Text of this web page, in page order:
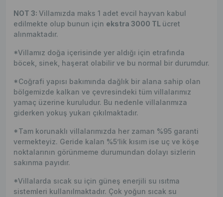
NOT 3: Villamızda maks 1 adet evcil hayvan kabul
edilmekte olup bunun için ekstra 3000 TL ücret
alınmaktadır.
*Villamız doğa içerisinde yer aldığı için etrafında
böcek, sinek, haşerat olabilir ve bu normal bir durumdur.
*Coğrafi yapısı bakımında dağlık bir alana sahip olan
bölgemizde kalkan ve çevresindeki tüm villalarımız
yamaç üzerine kuruludur. Bu nedenle villalarımıza
giderken yokuş yukarı çıkılmaktadır.
*Tam korunaklı villalarımızda her zaman %95 garanti
vermekteyiz. Geride kalan %5’lik kısım ise uç ve köşe
noktalarının görünmeme durumundan dolayı sizlerin
sakınma payıdır.
*Villalarda sıcak su için güneş enerjili su ısıtma
sistemleri kullanılmaktadır. Çok yoğun sıcak su